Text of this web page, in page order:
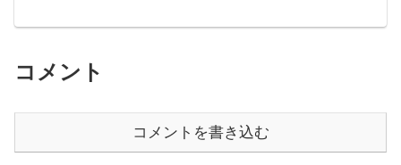
コメント
コメントを書き込む